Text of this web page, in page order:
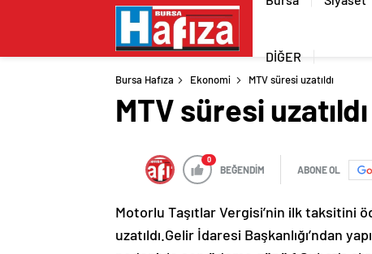
DİĞER
Bursa Hafıza Ekonomi MTV süresi uzatıldı
MTV süresi uzatıldı
0
BEĞENDİM ABONE OL
Motorlu Taşıtlar Vergisi’nin ilk taksitini
uzatıldı.Gelir İdaresi Başkanlığı’ndan